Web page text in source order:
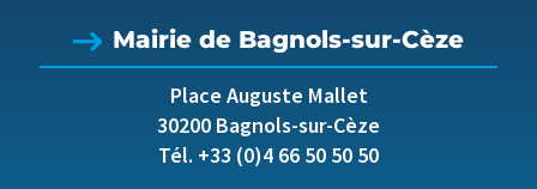
Mairie de Bagnols-sur-Cèze
Place Auguste Mallet
30200 Bagnols-sur-Cèze
Tél. +33 (0)4 66 50 50 50